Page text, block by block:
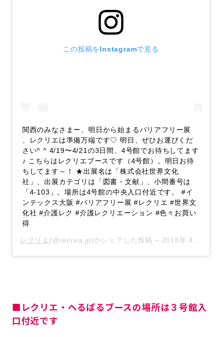
この投稿をInstagramで見る
関西のみなさまー、明日から始まるバリアフリー展
、レクリエは準備万端です♡ 明日、ぜひお運びくだ
さい^ ^ 4/19〜4/21の3日間、4号館でお待ちしてます
♪ こちらはレクリエブースです（4号館）。明日お待
ちしてます～！ ★出展名は「株式会社世界文化
社」、出展カテゴリは「図書・文献」、小間番号は
「4-103」。場所は4号館の中央入口付近です。 #イ
ンテックス大阪 #バリアフリー展 #レクリエ #世界文
化社 #介護レク #介護レクリエーション #色々お買い
得
レクリエ(@recrea.jp)がシェアした投稿 – 2018年 4月月18日午前3時39分PDT
■レクリエ・へるぱるブースの場所は３号館入
口付近です